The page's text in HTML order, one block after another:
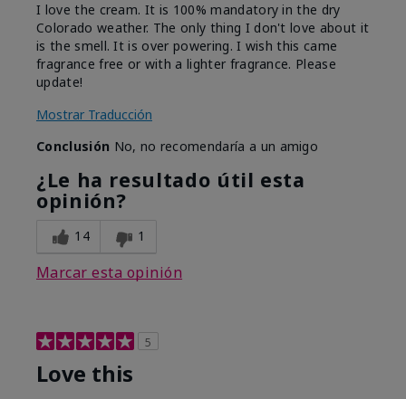
I love the cream. It is 100% mandatory in the dry
Colorado weather. The only thing I don't love about it
is the smell. It is over powering. I wish this came
fragrance free or with a lighter fragrance. Please
update!
Mostrar Traducción
Conclusión No, no recomendaría a un amigo
¿Le ha resultado útil esta
opinión?
14 1
Marcar esta opinión
5
Love this